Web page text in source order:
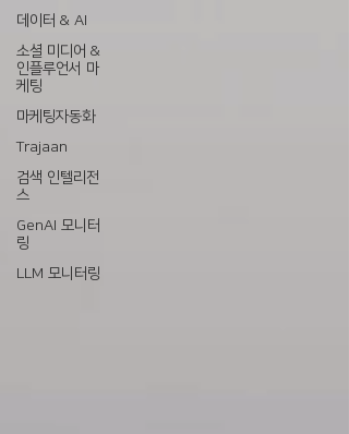
데이터 & AI
소셜 미디어 &
인플루언서 마
케팅
마케팅자동화
Trajaan
검색 인텔리전
스
GenAI 모니터
링
LLM 모니터링